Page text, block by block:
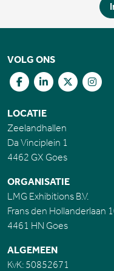
VOLG ONS
LOCATIE
Zeelandhallen
Da Vinciplein 1
4462 GX Goes
ORGANISATIE
LMG Exhibitions B.V.
Frans den Hollanderlaan
4461 HN Goes
ALGEMEEN
KvK: 50852671